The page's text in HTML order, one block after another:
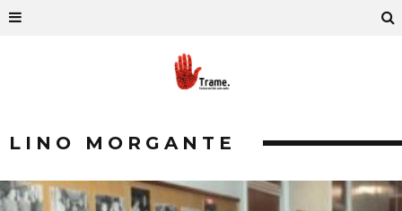
LINO MORGANTE